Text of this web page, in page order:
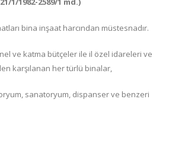
bina inşaat harcından müstesnadır.
ve katma bütçeler ile il özel idareleri ve
karşılanan her türlü binalar,
sanatoryum, dispanser ve benzeri